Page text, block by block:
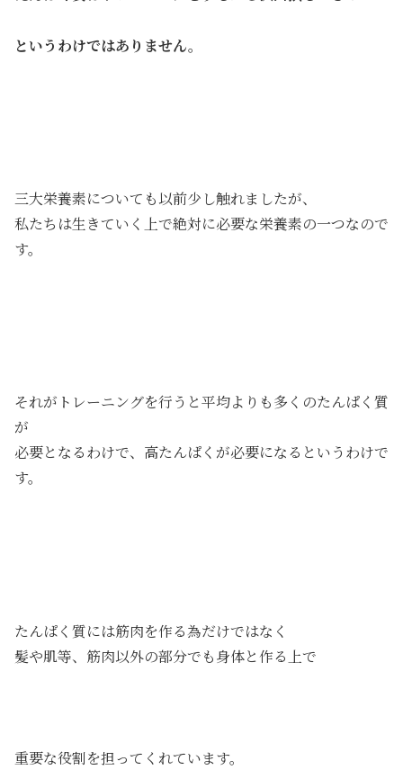
というわけではありません。
三大栄養素についても以前少し触れましたが、
私たちは生きていく上で絶対に必要な栄養素の一つなので
す。
それがトレーニングを行うと平均よりも多くのたんぱく質
が
必要となるわけで、高たんぱくが必要になるというわけで
す。
たんぱく質には筋肉を作る為だけではなく
髪や肌等、筋肉以外の部分でも身体と作る上で
重要な役割を担ってくれています。